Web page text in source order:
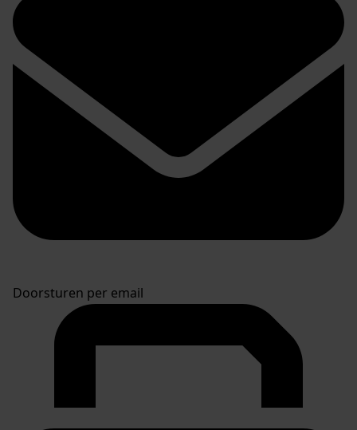
Doorsturen per email